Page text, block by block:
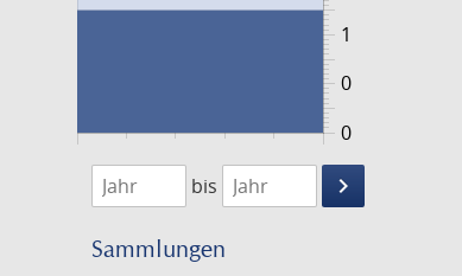
0
0
1
1474
1475
bis
keyboard_arrow_right
Suche
Sammlungen